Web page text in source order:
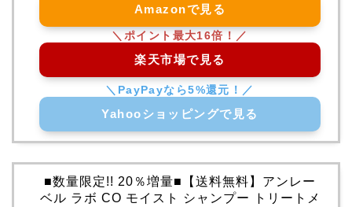
Amazonで見る
楽天市場で見る
Yahooショッピングで見る
■数量限定!! 20％増量■【送料無料】アンレー
ベル ラボ CO モイスト シャンプー トリートメ